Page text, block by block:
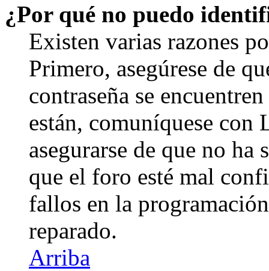
¿Por qué no puedo
Existen varias razones
Primero, asegúrese de
contraseña se
están, comuníquese
asegurarse de que no
que el foro esté mal
fallos en la
reparado.
Arriba